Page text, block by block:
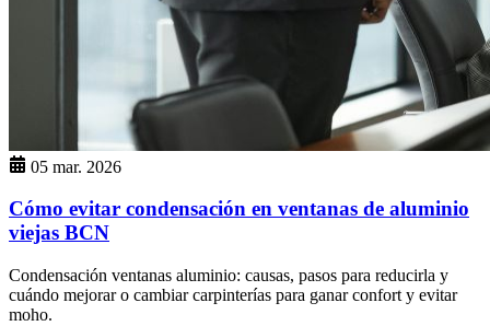
05 mar. 2026
Cómo evitar condensación en ventanas de aluminio
viejas BCN
Condensación ventanas aluminio: causas, pasos para reducirla y
cuándo mejorar o cambiar carpinterías para ganar confort y evitar
moho.